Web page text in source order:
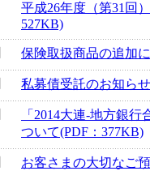
平成26年度（第31回
527KB)
保険取扱商品の追加
私募債受託のお知ら
「2014大連-地方銀
ついて(PDF：377KB)
お客さまの大切なご